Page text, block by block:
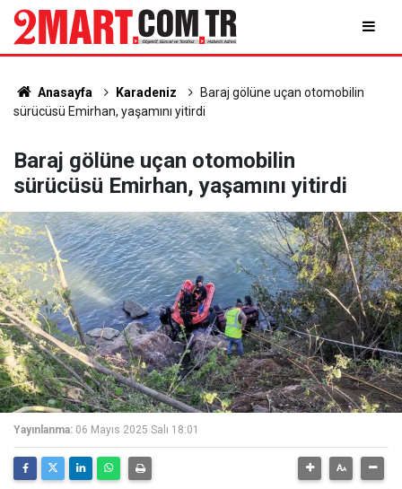
Anasayfa Karadeniz
Baraj gölüne uçan otomobilin
sürücüsü Emirhan, yaşamını yitirdi
Baraj gölüne uçan otomobilin
sürücüsü Emirhan, yaşamını yitirdi
Yayınlanma: 06 Mayıs 2025 Salı 18:01